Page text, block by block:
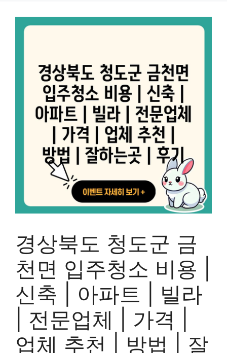
경상북도 청도군 금
천면 입주청소 비용 |
신축 | 아파트 | 빌라
| 전문업체 | 가격 |
업체 추천 | 방법 | 잘